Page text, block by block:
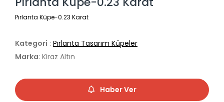
Pırlanta Küpe-0.23 Karat
Kategori : Pırlanta Tasarım Küpeler
Marka: Kiraz Altın
Haber Ver